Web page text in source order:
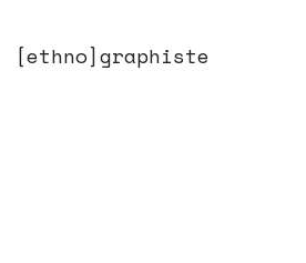
[ethno]graphiste